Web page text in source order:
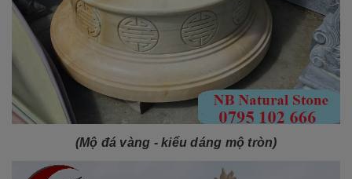
(Mộ đá vàng - kiểu dáng mộ tròn)